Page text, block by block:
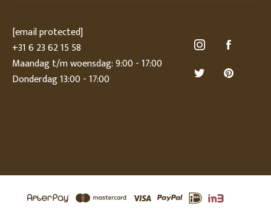
[email protected]
+31 6 23 62 15 58
Maandag t/m woensdag: 9:00 - 17:00
Donderdag 13:00 - 17:00